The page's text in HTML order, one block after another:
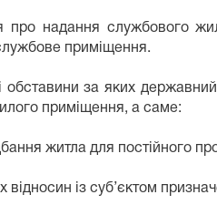
про надання службового
приміщення.
обставини за яких
приміщення, а саме:
житла для постійного
відносин із суб’єктом